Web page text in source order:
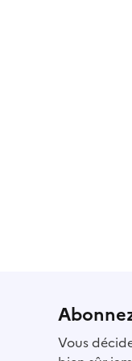
Vous